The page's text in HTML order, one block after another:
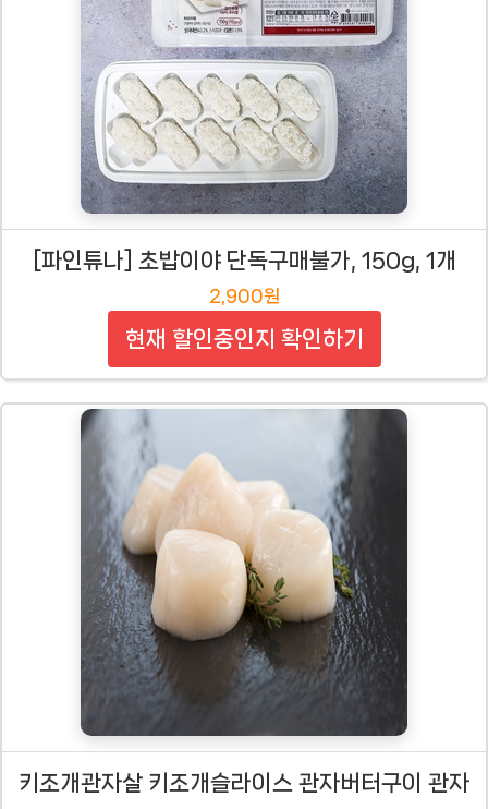
[파인튜나] 초밥이야 단독구매불가, 150g, 1개
2,900원
현재 할인중인지 확인하기
키조개관자살 키조개슬라이스 관자버터구이 관자